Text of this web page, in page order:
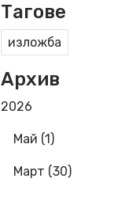
Тагове
изложба
Архив
2026
Май (1)
Март (30)